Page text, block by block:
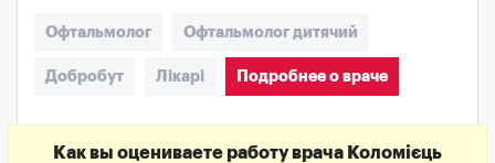
Офтальмолог Офтальмолог дитячий
Добробут Лікарі Подробнее о враче
Как вы оцениваете работу врача Коломієць